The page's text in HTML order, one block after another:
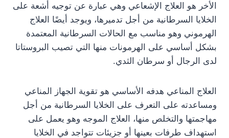
الأخر هو العلاج الإشعاعي وهي عبارة عن توجيه أشعة على
الخلايا السرطانية من أجل تدميرها، ويوجد أيضًا العلاج
الهرموني وهو مناسب مع الحالات السرطانية المعتمدة
بشكل أساسي على الهرمونات منها التي تصيب البروستاتا
لدى الرجال أو سرطان الثدي.
العلاج المناعي هدفه الأساسي هو تقوية الجهاز المناعي
ومساعدته على التعرف على الخلايا السرطانية من أجل
مهاجمتها والتخلص منها، العلاج الموجه وهو يعمل على
استهداف طرفات بعينها أو جزيئات تتواجد في الخلايا